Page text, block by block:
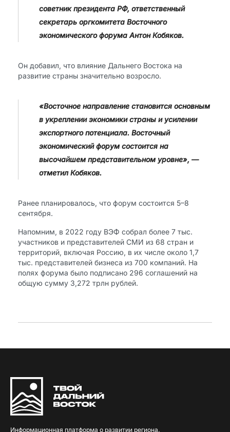
советник президента РФ, ответственный
секретарь оргкомитета Восточного
экономического форума Антон Кобяков.
Он добавил, что влияние Дальнего Востока на
развитие страны значительно возросло.
«Восточное направление становится основным
в укреплении экономики страны и усилении
экспортного потенциала. Восточный
экономический форум состоится на
высочайшем представительном уровне», —
отметил Кобяков.
Ранее планировалось, что форум состоится 5–8
сентября.
Напомним, в 2022 году ВЭФ собрал более 7 тыс.
участников и представителей СМИ из 68 стран и
территорий, включая Россию, в их числе около 1,7
тыс. представителей бизнеса из 700 компаний. На
полях форума было подписано 296 соглашений на
общую сумму 3,272 трлн рублей.
Информационная платформа о развитии региона.